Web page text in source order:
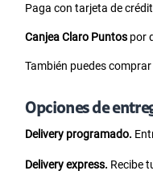
Paga con tarjeta de
Canjea Claro Puntos por
También puedes
Opciones de
Delivery programado.
Delivery express. Recibe